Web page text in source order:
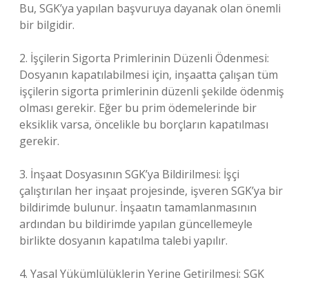
Bu, SGK’ya yapılan başvuruya dayanak olan önemli
bir bilgidir.
2. İşçilerin Sigorta Primlerinin Düzenli Ödenmesi:
Dosyanın kapatılabilmesi için, inşaatta çalışan tüm
işçilerin sigorta primlerinin düzenli şekilde ödenmiş
olması gerekir. Eğer bu prim ödemelerinde bir
eksiklik varsa, öncelikle bu borçların kapatılması
gerekir.
3. İnşaat Dosyasının SGK’ya Bildirilmesi: İşçi
çalıştırılan her inşaat projesinde, işveren SGK’ya bir
bildirimde bulunur. İnşaatın tamamlanmasının
ardından bu bildirimde yapılan güncellemeyle
birlikte dosyanın kapatılma talebi yapılır.
4. Yasal Yükümlülüklerin Yerine Getirilmesi: SGK